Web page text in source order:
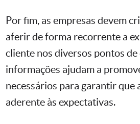
Por fim, as empresas devem
aferir de forma recorrente a
cliente nos diversos pontos de
informações ajudam a
necessários para garantir que
aderente às expectativas.